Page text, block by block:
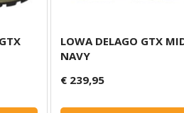
LOWA DELAGO GTX
NAVY
€ 239,95